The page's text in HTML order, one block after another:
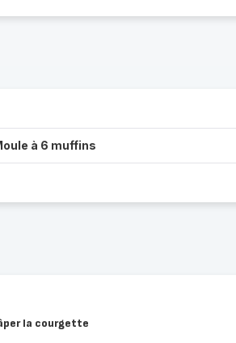
à 6 muffins
la courgette